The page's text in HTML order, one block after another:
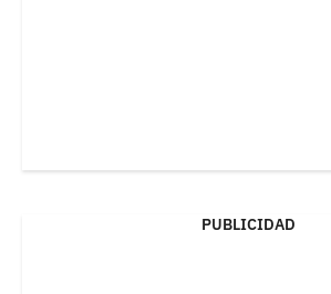
PUBLICIDAD